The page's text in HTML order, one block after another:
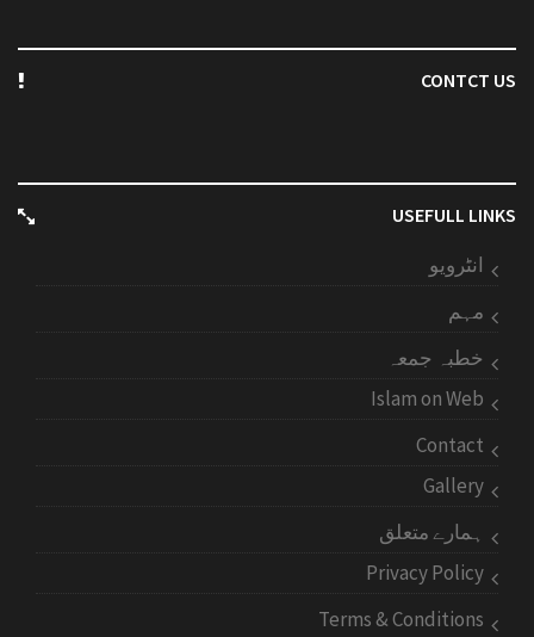
CONTCT US
USEFULL LINKS
انٹرویو
مہم
خطبہ جمعہ
Islam on Web
Contact
Gallery
ہمارے متعلق
Privacy Policy
Terms & Conditions